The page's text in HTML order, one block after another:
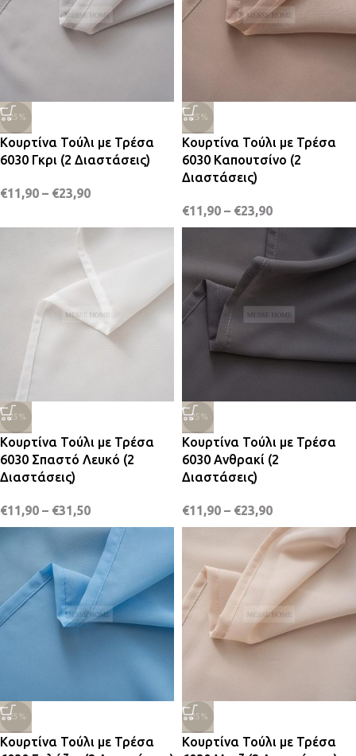
-25%
Κουρτίνα Τούλι με Τρέσα
6030 Γκρι (2 Διαστάσεις)
€11,90 – €23,90
-25%
Κουρτίνα Τούλι με Τρέσα
6030 Καπουτσίνο (2
Διαστάσεις)
€11,90 – €23,90
-25%
Κουρτίνα Τούλι με Τρέσα
6030 Σπαστό Λευκό (2
Διαστάσεις)
€11,90 – €31,50
-25%
Κουρτίνα Τούλι με Τρέσα
6030 Ανθρακί (2
Διαστάσεις)
€11,90 – €23,90
-25%
Κουρτίνα Τούλι με Τρέσα
-25%
Κουρτίνα Τούλι με Τρέσα